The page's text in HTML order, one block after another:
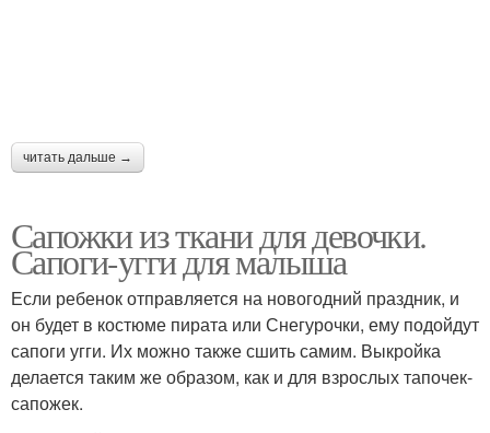
читать дальше →
Сапожки из ткани для девочки.
Сапоги-угги для малыша
Если ребенок отправляется на новогодний праздник, и
он будет в костюме пирата или Снегурочки, ему подойдут
сапоги угги. Их можно также сшить самим. Выкройка
делается таким же образом, как и для взрослых тапочек-
сапожек.